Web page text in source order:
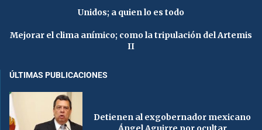
Unidos; a quien lo es todo
Mejorar el clima anímico; como la tripulación del Artemis
II
ÚLTIMAS PUBLICACIONES
Detienen al exgobernador mexicano